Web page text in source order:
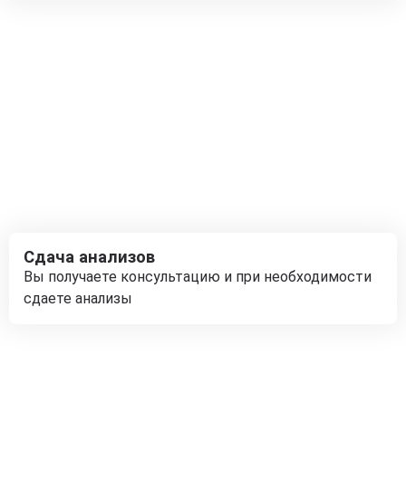
Сдача анализов
Вы получаете консультацию и при необходимости
сдаете анализы